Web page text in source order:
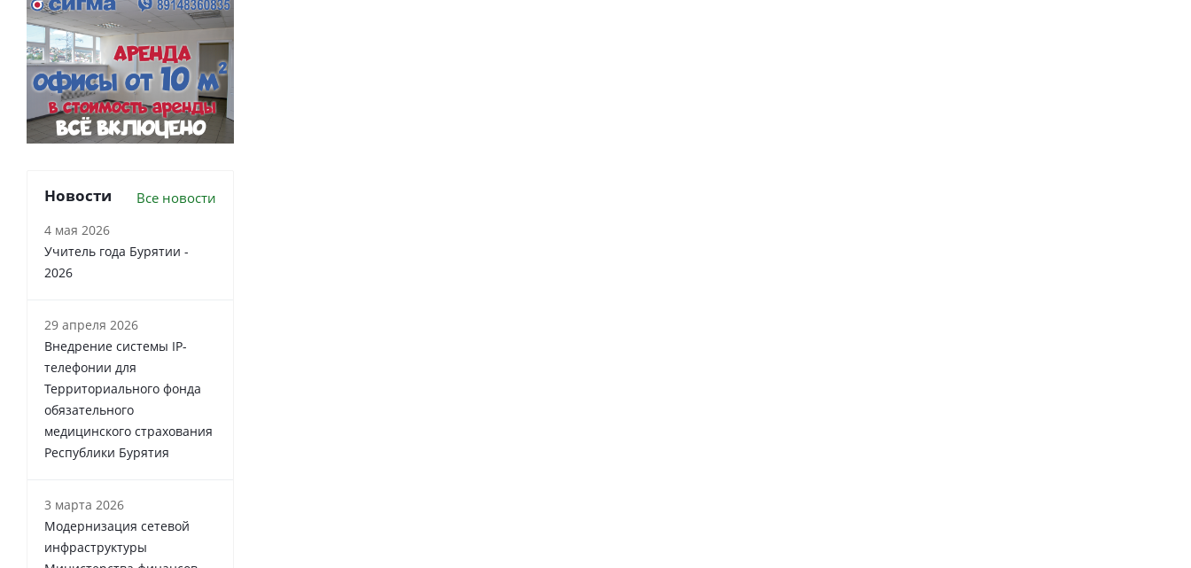
Новости Все новости
4 мая 2026
Учитель года Бурятии -
2026
29 апреля 2026
Внедрение системы IP-
телефонии для
Территориального фонда
обязательного
медицинского страхования
Республики Бурятия
3 марта 2026
Модернизация сетевой
инфраструктуры